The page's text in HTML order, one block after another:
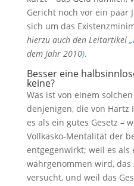
Gericht noch vor ein paar
sich um das
hierzu auch den Leitartikel „
dem Jahr 2010).
Besser eine
keine?
Was ist von einem
denjenigen, die von
es als ein gutes Gesetz –
Vollkasko-Mentalität der
entgegenwirkt; weil es als
wahrgenommen wird,
versucht, und weil das